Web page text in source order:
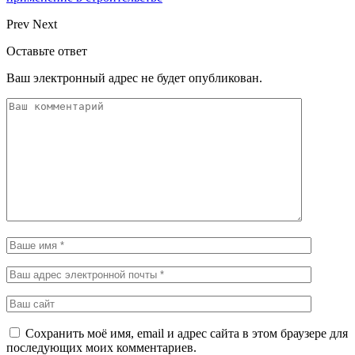
Prev Next
Оставьте ответ
Ваш электронный адрес не будет опубликован.
Сохранить моё имя, email и адрес сайта в этом браузере для
последующих моих комментариев.